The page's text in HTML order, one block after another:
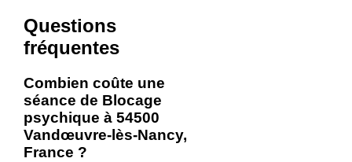
Questions
fréquentes
Combien coûte une
séance de Blocage
psychique à 54500
Vandœuvre-lès-Nancy,
France ?